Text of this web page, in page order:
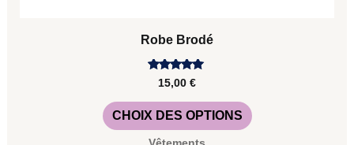
Robe Brodé
Note
5.00
sur 5
15,00 €
CHOIX DES OPTIONS